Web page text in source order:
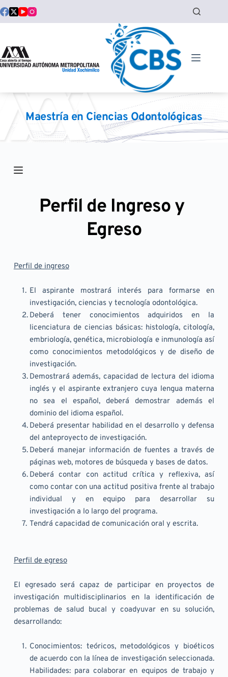
al
contenido
Maestría en Ciencias Odontológicas
Perfil de Ingreso y
Egreso
Perfil de ingreso
El aspirante mostrará interés para formarse en
investigación, ciencias y tecnología odontológica.
Deberá tener conocimientos adquiridos en la
licenciatura de ciencias básicas: histología, citología,
embriología, genética, microbiología e inmunología así
como conocimientos metodológicos y de diseño de
investigación.
Demostrará además, capacidad de lectura del idioma
inglés y el aspirante extranjero cuya lengua materna
no sea el español, deberá demostrar además el
dominio del idioma español.
Deberá presentar habilidad en el desarrollo y defensa
del anteproyecto de investigación.
Deberá manejar información de fuentes a través de
páginas web, motores de búsqueda y bases de datos.
Deberá contar con actitud crítica y reflexiva, así
como contar con una actitud positiva frente al trabajo
individual y en equipo para desarrollar su
investigación a lo largo del programa.
Tendrá capacidad de comunicación oral y escrita.
Perfil de egreso
El egresado será capaz de participar en proyectos de
investigación multidisciplinarios en la identificación de
problemas de salud bucal y coadyuvar en su solución,
desarrollando:
Conocimientos: teóricos, metodológicos y bioéticos
de acuerdo con la línea de investigación seleccionada.
Habilidades: para colaborar en equipos de trabajo y